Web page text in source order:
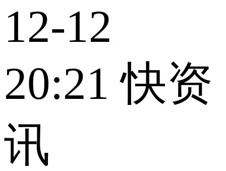
12-12
20:21 快资
讯